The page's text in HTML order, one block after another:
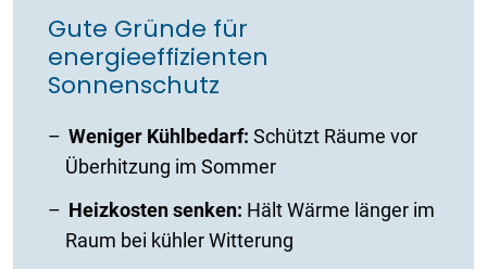
Gute Gründe für
energieeffizienten
Sonnenschutz
Weniger Kühlbedarf: Schützt Räume vor
Überhitzung im Sommer
Heizkosten senken: Hält Wärme länger im
Raum bei kühler Witterung